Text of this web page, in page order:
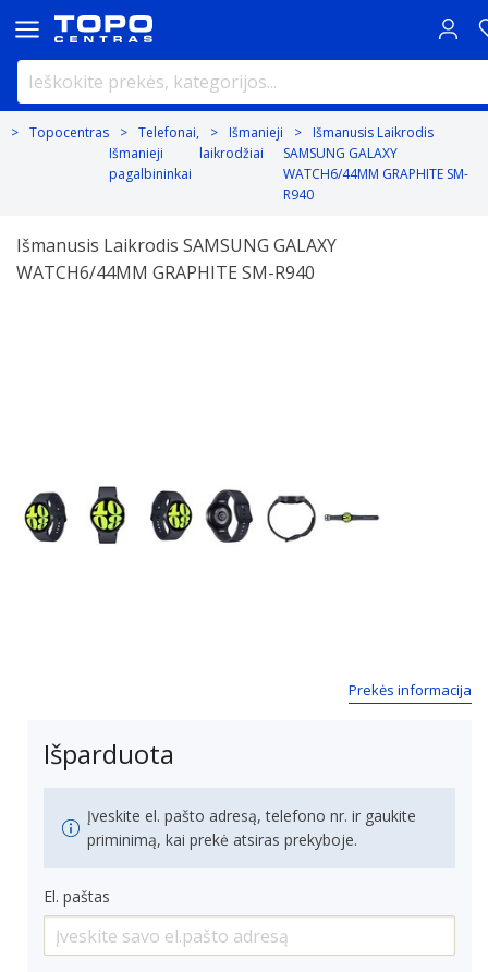
Topocentras
Telefonai,
Išmanieji
pagalbininkai
Išmanieji
laikrodžiai
Išmanusis Laikrodis
SAMSUNG GALAXY
WATCH6/44MM GRAPHITE SM-
R940
Išmanusis Laikrodis SAMSUNG GALAXY
WATCH6/44MM GRAPHITE SM-R940
Prekės informacija
Išparduota
Įveskite el. pašto adresą, telefono nr. ir gaukite
priminimą, kai prekė atsiras prekyboje.
El. paštas